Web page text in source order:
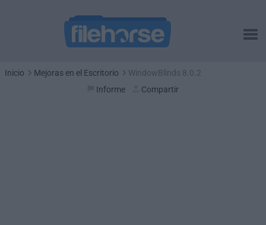
Inicio Mejoras en el Escritorio
WindowBlinds 8.0.2
Informe
Compartir